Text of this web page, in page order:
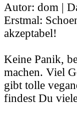
Autor: dom |
Erstmal:
akzeptabel!
Keine Panik,
machen. Viel
gibt tolle
findest Du